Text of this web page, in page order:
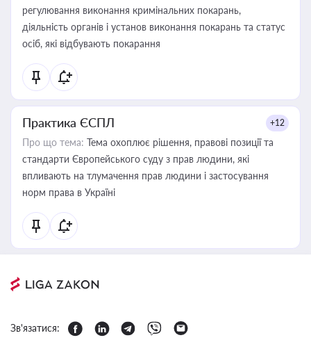
регулювання виконання кримінальних покарань,
діяльність органів і установ виконання покарань та статус
осіб, які відбувають покарання
Практика ЄСПЛ +12
Про що тема: Тема охоплює рішення, правові позиції та
стандарти Європейського суду з прав людини, які
впливають на тлумачення прав людини і застосування
норм права в Україні
Зв'язатися: